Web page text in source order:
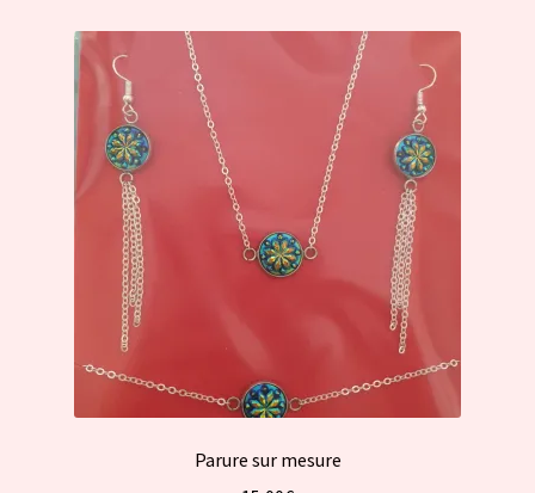
Parure sur mesure